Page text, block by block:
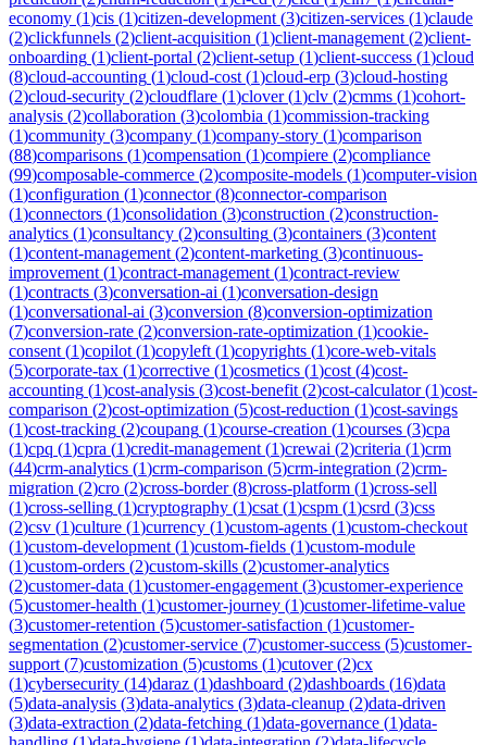
economy (1)cis (1)citizen-development (3)citizen-services (1)claude
(2)clickfunnels (2)client-acquisition (1)client-management (2)client-
onboarding (1)client-portal (2)client-setup (1)client-success (1)cloud
(8)cloud-accounting (1)cloud-cost (1)cloud-erp (3)cloud-hosting
(2)cloud-security (2)cloudflare (1)clover(1)clv (2)cmms (1)cohort-
analysis (2)collaboration (3)colombia (1)commission-tracking
(1)community (3)company (1)company-story (1)comparison
(88)comparisons (1)compensation (1)compiere (2)compliance
(99)composable-commerce (2)composite-models (1)computer-vision
(1)configuration (1)connector(8)connector-comparison
(1)connectors (1)consolidation (3)construction (2)construction-
analytics (1)consultancy (2)consulting (3)containers (3)content
(1)content-management (2)content-marketing (3)continuous-
improvement (1)contract-management (1)contract-review
(1)contracts (3)conversation-ai (1)conversation-design
(1)conversational-ai (3)conversion (8)conversion-optimization
(7)conversion-rate (2)conversion-rate-optimization (1)cookie-
consent (1)copilot (1)copyleft (1)copyrights (1)core-web-vitals
(5)corporate-tax (1)corrective (1)cosmetics (1)cost (4)cost-
accounting (1)cost-analysis (3)cost-benefit (2)cost-calculator(1)cost-
comparison (2)cost-optimization (5)cost-reduction (1)cost-savings
(1)cost-tracking (2)coupang (1)course-creation (1)courses (3)cpa
(1)cpq (1)cpra (1)credit-management (1)crewai (2)criteria (1)crm
(44)crm-analytics (1)crm-comparison (5)crm-integration (2)crm-
migration (2)cro (2)cross-border(8)cross-platform (1)cross-sell
(1)cross-selling (1)cryptography (1)csat (1)cspm (1)csrd (3)css
(2)csv (1)culture (1)currency (1)custom-agents (1)custom-checkout
(1)custom-development (1)custom-fields (1)custom-module
(1)custom-orders (2)custom-skills (2)customer-analytics
(2)customer-data (1)customer-engagement (3)customer-experience
(5)customer-health (1)customer-journey (1)customer-lifetime-value
(3)customer-retention (5)customer-satisfaction (1)customer-
segmentation (2)customer-service (7)customer-success (5)customer-
support (7)customization (5)customs (1)cutover(2)cx
(1)cybersecurity (14)daraz (1)dashboard (2)dashboards (16)data
(5)data-analysis (3)data-analytics (3)data-cleanup (2)data-driven
(3)data-extraction (2)data-fetching (1)data-governance (1)data-